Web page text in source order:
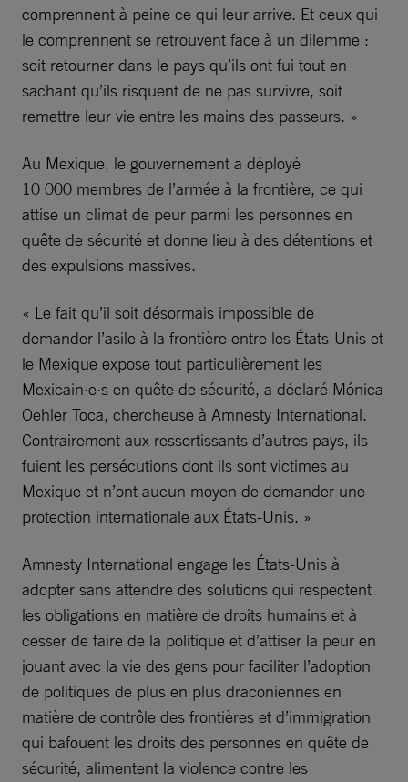
comprennent à peine ce qui leur arrive. Et ceux qui
le comprennent se retrouvent face à un dilemme :
soit retourner dans le pays qu’ils ont fui tout en
sachant qu’ils risquent de ne pas survivre, soit
remettre leur vie entre les mains des passeurs. »
Au Mexique, le gouvernement a déployé
10 000 membres de l’armée à la frontière, ce qui
attise un climat de peur parmi les personnes en
quête de sécurité et donne lieu à des détentions et
des expulsions massives.
« Le fait qu’il soit désormais impossible de
demander l’asile à la frontière entre les États-Unis et
le Mexique expose tout particulièrement les
Mexicain·e·s en quête de sécurité, a déclaré Mónica
Oehler Toca, chercheuse à Amnesty International.
Contrairement aux ressortissants d’autres pays, ils
fuient les persécutions dont ils sont victimes au
Mexique et n’ont aucun moyen de demander une
protection internationale aux États-Unis. »
Amnesty International engage les États-Unis à
adopter sans attendre des solutions qui respectent
les obligations en matière de droits humains et à
cesser de faire de la politique et d’attiser la peur en
jouant avec la vie des gens pour faciliter l’adoption
de politiques de plus en plus draconiennes en
matière de contrôle des frontières et d’immigration
qui bafouent les droits des personnes en quête de
sécurité, alimentent la violence contre les